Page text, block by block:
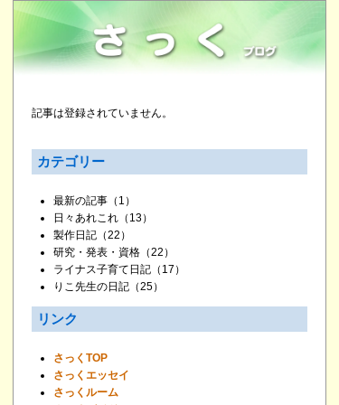
記事は登録されていません。
カテゴリー
最新の記事 （1）
日々あれこれ （13）
製作日記 （22）
研究・発表・資格 （22）
ライナス子育て日記 （17）
りこ先生の日記 （25）
リンク
さっくTOP
さっくエッセイ
さっくルーム